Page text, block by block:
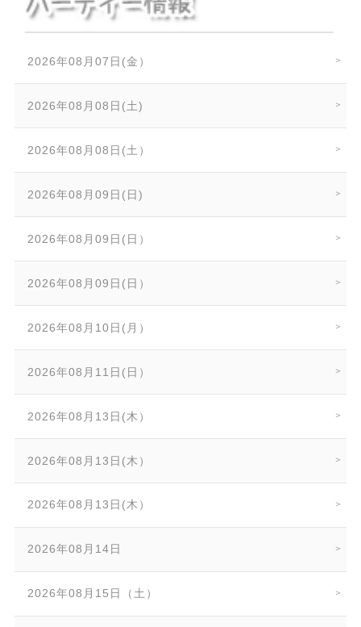
2026年08月07日(金）
2026年08月08日(土)
2026年08月08日(土）
2026年08月09日(日)
2026年08月09日(日）
2026年08月09日(日）
2026年08月10日(月）
2026年08月11日(日）
2026年08月13日(木）
2026年08月13日(木）
2026年08月13日(木）
2026年08月14日
2026年08月15日（土）